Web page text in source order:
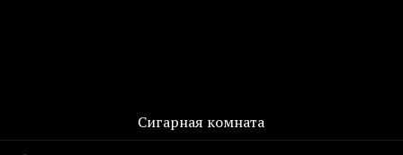
Сигарная комната